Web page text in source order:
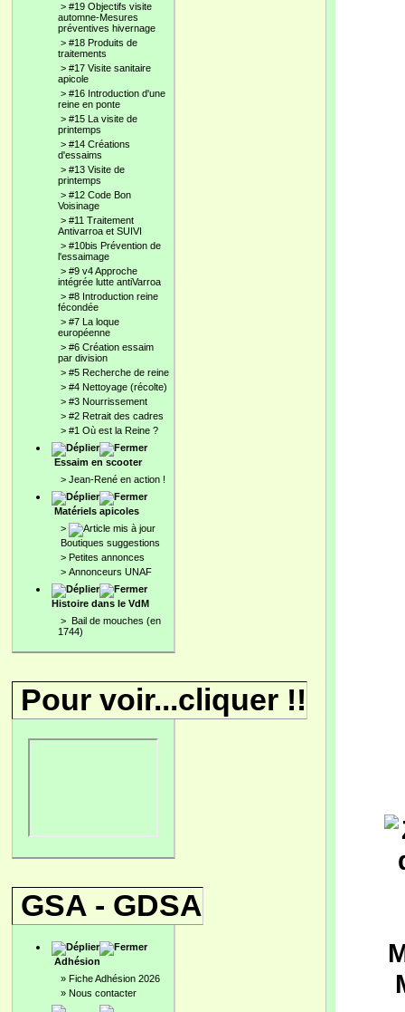
> #19 Objectifs visite
automne-Mesures
préventives hivernage
> #18 Produits de
traitements
> #17 Visite sanitaire
apicole
> #16 Introduction d'une
reine en ponte
> #15 La visite de
printemps
> #14 Créations
d'essaims
> #13 Visite de
printemps
> #12 Code Bon
Voisinage
> #11 Traitement
Antivarroa et SUIVI
> #10bis Prévention de
l'essaimage
> #9 v4 Approche
intégrée lutte antiVarroa
> #8 Introduction reine
fécondée
> #7 La loque
européenne
> #6 Création essaim
par division
> #5 Recherche de reine
> #4 Nettoyage (récolte)
> #3 Nourrissement
> #2 Retrait des cadres
> #1 Où est la Reine ?
Essaim en scooter
> Jean-René en action !
Matériels apicoles
>
Boutiques suggestions
> Petites annonces
> Annonceurs UNAF
Histoire dans le VdM
> Bail de mouches (en
1744)
Pour voir...cliquer !!
GSA - GDSA
Adhésion
» Fiche Adhésion 2026
» Nous contacter